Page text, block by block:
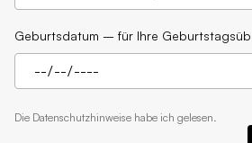
Geburtsdatum – für Ihre
Die Datenschutzhinweise habe ich gelesen.